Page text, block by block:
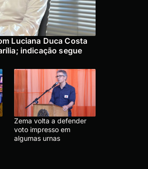
Luciana Duca Costa
indicação segue
Zema volta a defender
voto impresso em
algumas urnas